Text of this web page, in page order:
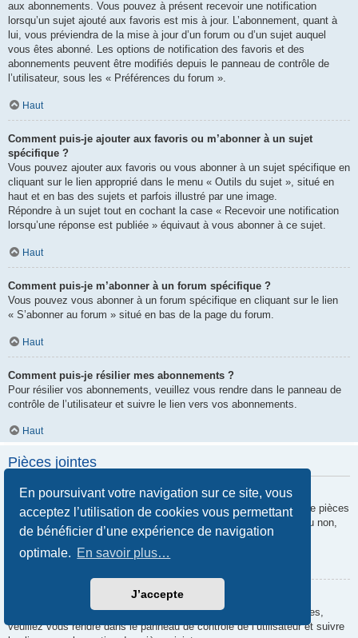
En poursuivant votre navigation sur ce site, vous
acceptez l’utilisation de cookies vous permettant
de bénéficier d’une expérience de navigation
optimale. En savoir plus…
J’accepte
aux abonnements. Vous pouvez à présent recevoir une notification
lorsqu’un sujet ajouté aux favoris est mis à jour. L’abonnement, quant à
lui, vous préviendra de la mise à jour d’un forum ou d’un sujet auquel
vous êtes abonné. Les options de notification des favoris et des
abonnements peuvent être modifiés depuis le panneau de contrôle de
l’utilisateur, sous les « Préférences du forum ».
Haut
Comment puis-je ajouter aux favoris ou m’abonner à un sujet
spécifique ?
Vous pouvez ajouter aux favoris ou vous abonner à un sujet spécifique en
cliquant sur le lien approprié dans le menu « Outils du sujet », situé en
haut et en bas des sujets et parfois illustré par une image.
Répondre à un sujet tout en cochant la case « Recevoir une notification
lorsqu’une réponse est publiée » équivaut à vous abonner à ce sujet.
Haut
Comment puis-je m’abonner à un forum spécifique ?
Vous pouvez vous abonner à un forum spécifique en cliquant sur le lien
« S’abonner au forum » situé en bas de la page du forum.
Haut
Comment puis-je résilier mes abonnements ?
Pour résilier vos abonnements, veuillez vous rendre dans le panneau de
contrôle de l’utilisateur et suivre le lien vers vos abonnements.
Haut
Pièces jointes
Quelles pièces jointes sont autorisées sur ce forum ?
Chaque administrateur peut autoriser ou interdire certains types de pièces
jointes. Si vous n’êtes pas certain de savoir ce qui est autorisé ou non,
nous vous invitons à contacter un administrateur du forum.
Comment puis-je retrouver toutes mes pièces jointes ?
Pour retrouver la liste des pièces jointes que vous avez transférées,
veuillez vous rendre dans le panneau de contrôle de l’utilisateur et suivre